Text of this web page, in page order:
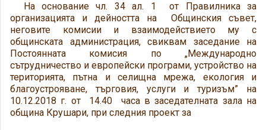
На основание чл. 34 ал. 1 от Правилника за
организацията и дейността на Общинския съвет,
неговите комисии и взаимодействието му с
общинската администрация, свиквам заседание на
Постоянната комисия по „Международно
сътрудничество и европейски програми, устройство на
територията, пътна и селищна мрежа, екология и
благоустрояване, търговия, услуги и туризъм” на
10.12.2018 г. от 14.40 часа в заседателната зала на
община Крушари, при следния проект за